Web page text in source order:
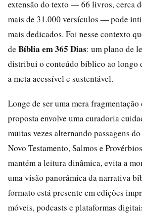
extensão do texto — 66 livros, cerca
mais de 31.000 versículos — pode
mais dedicados. Foi nesse contexto
de Bíblia em 365 Dias: um plano de
distribui o conteúdo bíblico ao longo
a meta acessível e sustentável.
Longe de ser uma mera
proposta envolve uma curadoria
muitas vezes alternando passagens
Novo Testamento, Salmos e
mantém a leitura dinâmica, evita a
uma visão panorâmica da narrativa
formato está presente em edições
móveis, podcasts e plataformas